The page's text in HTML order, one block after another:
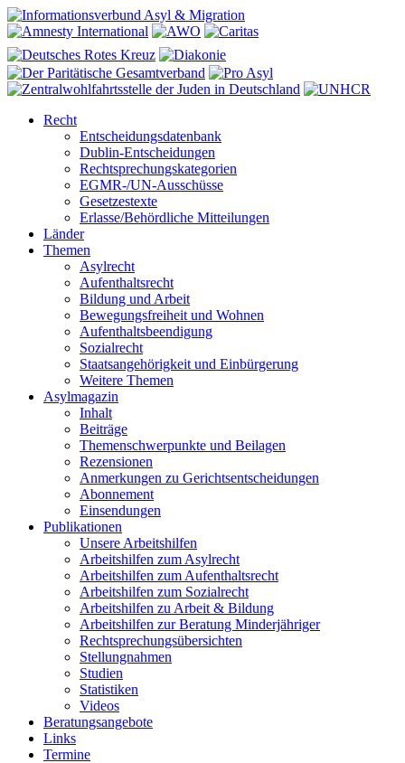
Recht
Entscheidungsdatenbank
Dublin-Entscheidungen
Rechtsprechungskategorien
EGMR-/UN-Ausschüsse
Gesetzestexte
Erlasse/Behördliche Mitteilungen
Länder
Themen
Asylrecht
Aufenthaltsrecht
Bildung und Arbeit
Bewegungsfreiheit und Wohnen
Aufenthaltsbeendigung
Sozialrecht
Staatsangehörigkeit und Einbürgerung
Weitere Themen
Asylmagazin
Inhalt
Beiträge
Themenschwerpunkte und Beilagen
Rezensionen
Anmerkungen zu Gerichtsentscheidungen
Abonnement
Einsendungen
Publikationen
Unsere Arbeitshilfen
Arbeitshilfen zum Asylrecht
Arbeitshilfen zum Aufenthaltsrecht
Arbeitshilfen zum Sozialrecht
Arbeitshilfen zu Arbeit & Bildung
Arbeitshilfen zur Beratung Minderjähriger
Rechtsprechungsübersichten
Stellungnahmen
Studien
Statistiken
Videos
Beratungsangebote
Links
Termine